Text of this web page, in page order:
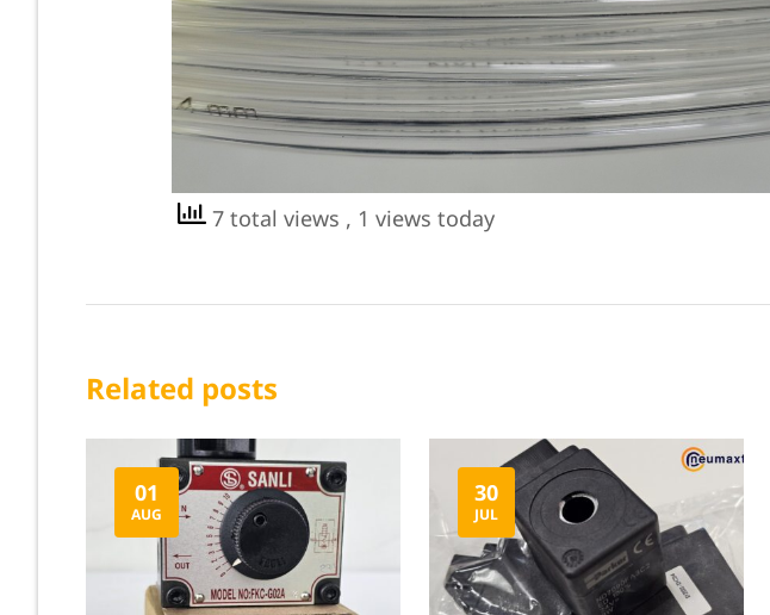
7 total views , 1 views today
Related posts
01
AUG
30
JUL